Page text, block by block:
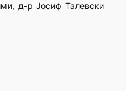
д-р Јосиф Талевски